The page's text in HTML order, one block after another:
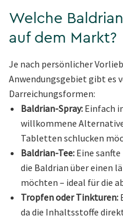
Welche
auf dem Markt?
Je nach persönlicher
Anwendungsgebiet gibt es
Darreichungsformen:
Baldrian-Spray: Einfach
willkommene
Tabletten schlucken
Baldrian-Tee: Eine
die Baldrian über einen
möchten – ideal für die
Tropfen oder Tinkturen:
da die Inhaltsstoffe